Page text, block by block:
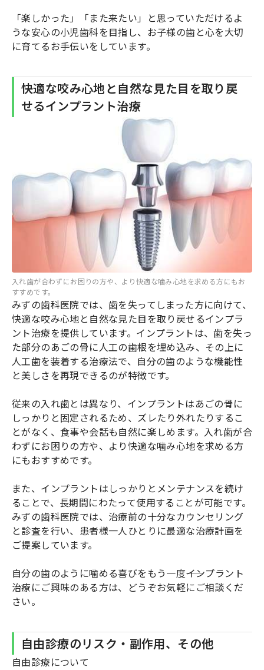
「楽しかった」「また来たい」と思っていただけるよ
うな安心の小児歯科を目指し、お子様の歯と心を大切
に育てるお手伝いをしています。
快適な咬み心地と自然な見た目を取り戻
せるインプラント治療
入れ歯が合わずにお困りの方や、より快適な噛み心地を求める方にもお
すすめです。
みずの歯科医院では、歯を失ってしまった方に向けて、
快適な咬み心地と自然な見た目を取り戻せるインプラ
ント治療を提供しています。インプラントは、歯を失っ
た部分のあごの骨に人工の歯根を埋め込み、その上に
人工歯を装着する治療法で、自分の歯のような機能性
と美しさを再現できるのが特徴です。
従来の入れ歯とは異なり、インプラントはあごの骨に
しっかりと固定されるため、ズレたり外れたりするこ
とがなく、食事や会話も自然に楽しめます。入れ歯が合
わずにお困りの方や、より快適な噛み心地を求める方
にもおすすめです。
また、インプラントはしっかりとメンテナンスを続け
ることで、長期間にわたって使用することが可能です。
みずの歯科医院では、治療前の十分なカウンセリング
と診査を行い、患者様一人ひとりに最適な治療計画を
ご提案しています。
自分の歯のように噛める喜びをもう一度――インプラント
治療にご興味のある方は、どうぞお気軽にご相談くだ
さい。
自由診療のリスク・副作用、その他
自由診療について